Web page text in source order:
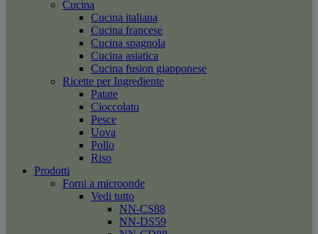
Cucina
Cucina italiana
Cucina francese
Cucina spagnola
Cucina asiatica
Cucina fusion giapponese
Ricette per Ingrediente
Patate
Cioccolato
Pesce
Uova
Pollo
Riso
Prodotti
Forni a microonde
Vedi tutto
NN-CS88
NN-DS59